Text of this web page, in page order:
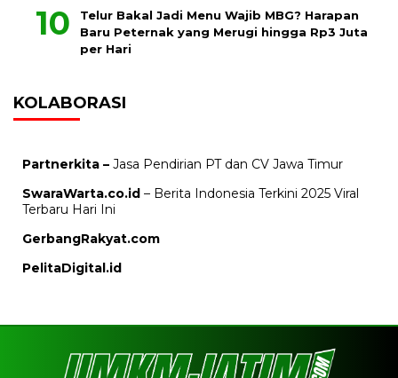
Telur Bakal Jadi Menu Wajib MBG? Harapan
Baru Peternak yang Merugi hingga Rp3 Juta
per Hari
KOLABORASI
Partnerkita – Jasa Pendirian PT dan CV Jawa Timur
SwaraWarta.co.id – Berita Indonesia Terkini 2025 Viral
Terbaru Hari Ini
GerbangRakyat.com
PelitaDigital.id